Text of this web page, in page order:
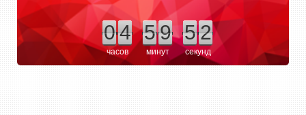
04
часов
59
минут
51
секунд